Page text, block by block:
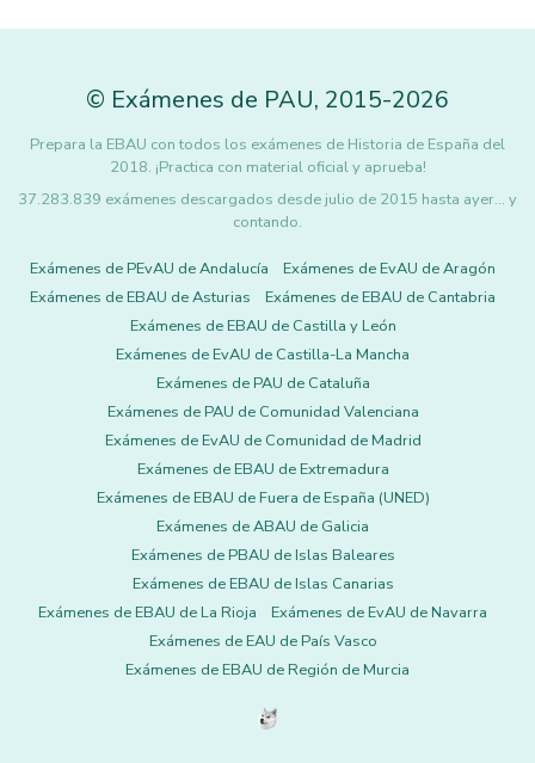
© Exámenes de PAU, 2015-2026
Prepara la EBAU con todos los exámenes de Historia de España del
2018. ¡Practica con material oficial y aprueba!
37.283.839 exámenes descargados desde julio de 2015 hasta ayer... y
contando.
Exámenes de PEvAU de Andalucía
Exámenes de EvAU de Aragón
Exámenes de EBAU de Asturias
Exámenes de EBAU de Cantabria
Exámenes de EBAU de Castilla y León
Exámenes de EvAU de Castilla-La Mancha
Exámenes de PAU de Cataluña
Exámenes de PAU de Comunidad Valenciana
Exámenes de EvAU de Comunidad de Madrid
Exámenes de EBAU de Extremadura
Exámenes de EBAU de Fuera de España (UNED)
Exámenes de ABAU de Galicia
Exámenes de PBAU de Islas Baleares
Exámenes de EBAU de Islas Canarias
Exámenes de EBAU de La Rioja
Exámenes de EvAU de Navarra
Exámenes de EAU de País Vasco
Exámenes de EBAU de Región de Murcia